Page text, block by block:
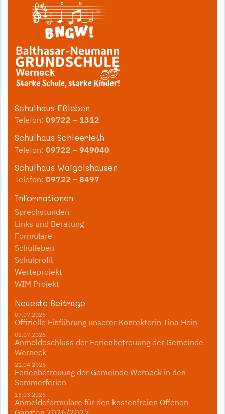
Schulhaus Eßleben
Telefon: 09722 – 1312
Schulhaus Schleerieth
Telefon: 09722 – 949040
Schulhaus Waigolshausen
Telefon: 09722 – 8497
Informationen
Sprechstunden
Links und Beratung
Formulare
Schulleben
Schulprofil
Werteprojekt
WIM Projekt
Neueste Beiträge
Offizielle Einführung unserer Konrektorin Tina Hein
07.07.2026
Anmeldeschluss der Ferienbetreuung der Gemeinde
Werneck
02.07.2026
Ferienbetreuung der Gemeinde Werneck in den
Sommerferien
21.04.2026
Anmeldeformulare für den kostenfreien Offenen
13.03.2026